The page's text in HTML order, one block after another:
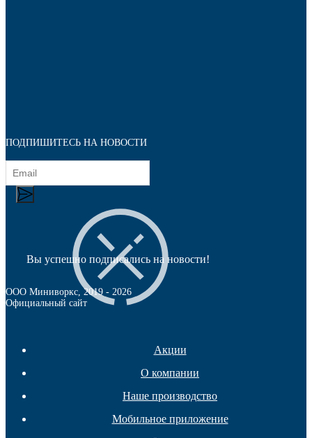
ПОДПИШИТЕСЬ НА НОВОСТИ
Вы успешно подписались на новости!
ООО Миниворкс, 2019 - 2026
Официальный сайт
Акции
О компании
Наше производство
Мобильное приложение